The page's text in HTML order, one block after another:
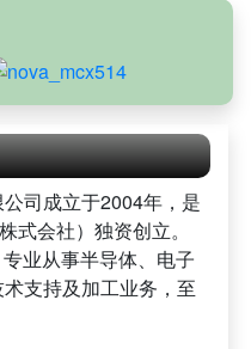
司成立于2004年，是
式会社）独资创立。
业从事半导体、电子
支持及加工业务，至